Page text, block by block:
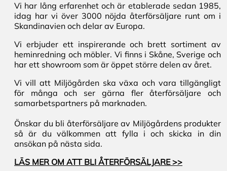
Vi har lång erfarenhet och är etablerade sedan 1985,
idag har vi över 3000 nöjda återförsäljare runt om i
Skandinavien och delar av Europa.
Vi erbjuder ett inspirerande och brett sortiment av
heminredning och möbler. Vi finns i Skåne, Sverige och
har ett showroom som är öppet större delen av året.
Vi vill att Miljögården ska växa och vara tillgängligt
för många och ser gärna fler återförsäljare och
samarbetspartners på marknaden.
Önskar du bli återförsäljare av Miljögårdens produkter
så är du välkommen att fylla i och skicka in din
ansökan på nästa sida.
LÄS MER OM ATT BLI ÅTERFÖRSÄLJARE >>